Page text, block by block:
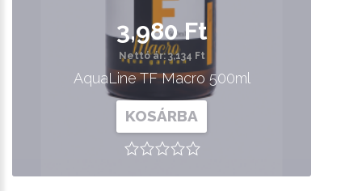
3,980 Ft
Nettó ár: 3,134 Ft
AquaLine TF Macro 500ml
KOSÁRBA